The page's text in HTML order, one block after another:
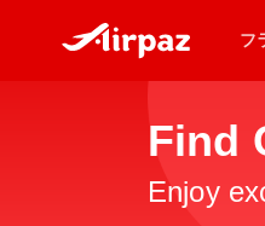
フ
Find
Enjoy